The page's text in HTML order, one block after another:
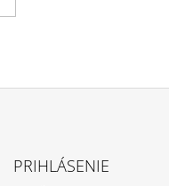
PRIHLÁSENIE